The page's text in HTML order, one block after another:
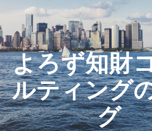
よろず知財
ルティング
グ
知財活動のROICへの貢献
生成AIを活用した知財戦略の策
生成AIとの「壁打ち」で、新たな発明を